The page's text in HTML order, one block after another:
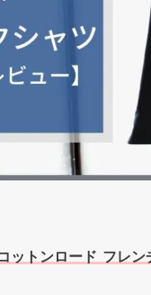
コットンロード フレン